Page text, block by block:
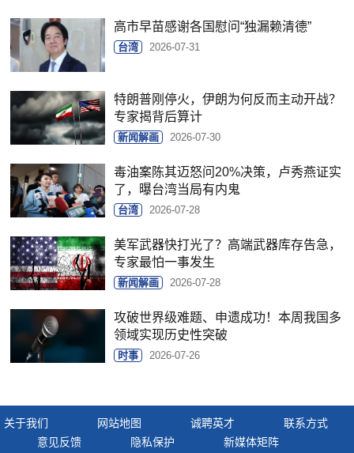
高市早苗感谢各国慰问“独漏赖清德”
台湾 2026-07-31
特朗普刚停火，伊朗为何反而主动开战？
专家揭背后算计
新闻解画 2026-07-30
毒油案陈其迈怒问20%决策，卢秀燕证实
了，曝台湾当局有内鬼
台湾 2026-07-28
美军武器快打光了？高端武器库存告急，
专家最怕一事发生
新闻解画 2026-07-28
攻破世界级难题、申遗成功！本周我国多
领域实现历史性突破
时事 2026-07-26
关于我们 网站地图 诚聘英才
联系方式
意见反馈
隐私保护 新媒体矩阵